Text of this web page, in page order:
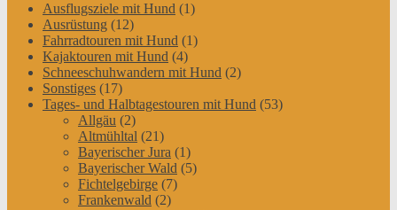
Ausflugsziele mit Hund (1)
Ausrüstung (12)
Fahrradtouren mit Hund (1)
Kajaktouren mit Hund (4)
Schneeschuhwandern mit Hund (2)
Sonstiges (17)
Tages- und Halbtagestouren mit Hund (53)
Allgäu (2)
Altmühltal (21)
Bayerischer Jura (1)
Bayerischer Wald (5)
Fichtelgebirge (7)
Frankenwald (2)